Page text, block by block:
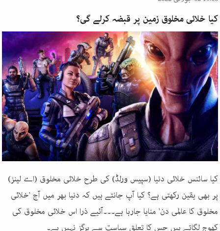
کیا خلائی مخلوق زمین پر قبضہ کرلے گی؟
کیا سائنس خلائی دنیا (سپیس ورلڈ) کی طرح خلائی مخلوق (اے لینز)
پر بھی یقین رکھتی ہے؟ کیا آپ جانتے ہیں کہ دنیا بھر میں آج 'خلائی
مخلوق کا عالمی دن' منایا جارہا ہے۔۔۔آئیے ذرا اس خلائی مخلوق کی
کھوج لگاتے ہیں جس کا تعلق سیاست سے ہرگز نہیں ہے۔